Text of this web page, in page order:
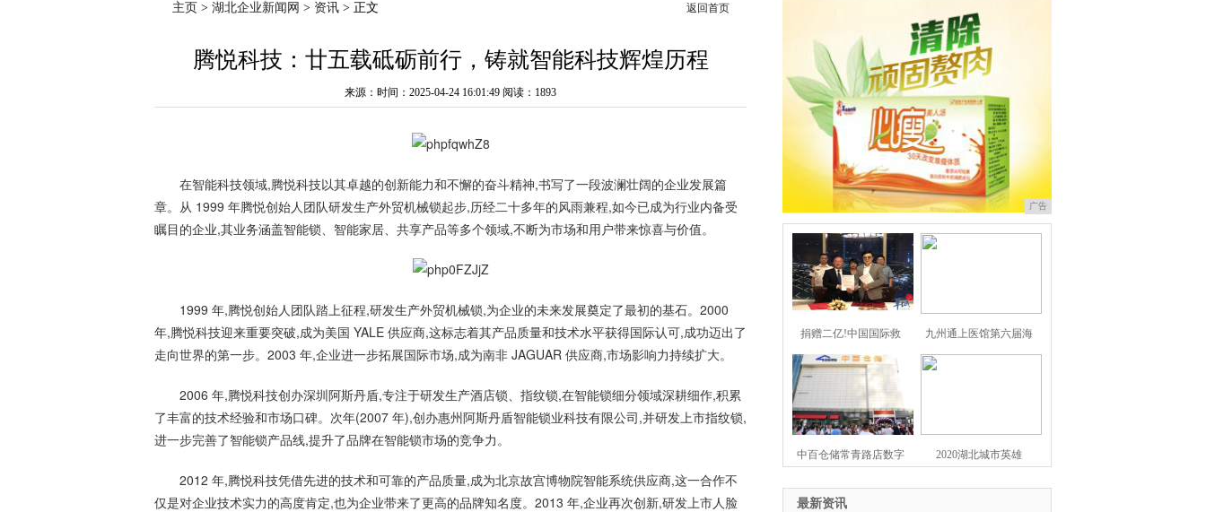
主页 > 湖北企业新闻网 > 资讯 > 正文 返回首页
腾悦科技：廿五载砥砺前行，铸就智能科技辉煌历程
来源：时间：2025-04-24 16:01:49 阅读：1893
在智能科技领域,腾悦科技以其卓越的创新能力和不懈的奋斗精神,书写了一段波澜壮阔的企业发展篇
章。从 1999 年腾悦创始人团队研发生产外贸机械锁起步,历经二十多年的风雨兼程,如今已成为行业内备受
瞩目的企业,其业务涵盖智能锁、智能家居、共享产品等多个领域,不断为市场和用户带来惊喜与价值。
1999 年,腾悦创始人团队踏上征程,研发生产外贸机械锁,为企业的未来发展奠定了最初的基石。2000
年,腾悦科技迎来重要突破,成为美国 YALE 供应商,这标志着其产品质量和技术水平获得国际认可,成功迈出了
走向世界的第一步。2003 年,企业进一步拓展国际市场,成为南非 JAGUAR 供应商,市场影响力持续扩大。
2006 年,腾悦科技创办深圳阿斯丹盾,专注于研发生产酒店锁、指纹锁,在智能锁细分领域深耕细作,积累
了丰富的技术经验和市场口碑。次年(2007 年),创办惠州阿斯丹盾智能锁业科技有限公司,并研发上市指纹锁,
进一步完善了智能锁产品线,提升了品牌在智能锁市场的竞争力。
2012 年,腾悦科技凭借先进的技术和可靠的产品质量,成为北京故宫博物院智能系统供应商,这一合作不
仅是对企业技术实力的高度肯定,也为企业带来了更高的品牌知名度。2013 年,企业再次创新,研发上市人脸
广告
捐赠二亿!中国国际救 九州通上医馆第六届海
中百仓储常青路店数字 2020湖北城市英雄
最新资讯